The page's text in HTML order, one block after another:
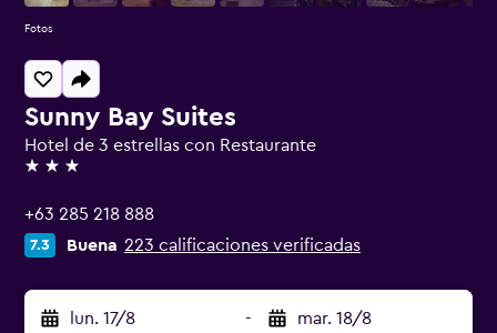
Sunny Bay Suites
Hotel de 3 estrellas con Restaurante
3 estrellas
+63 285 218 888
7.3 Buena 223 calificaciones verificadas
lun. 17/8 - mar. 18/8
Fotos